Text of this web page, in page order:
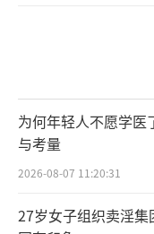
为何年轻人不愿学医
与考量
2026-08-07 11:20:31
27岁女子组织卖淫